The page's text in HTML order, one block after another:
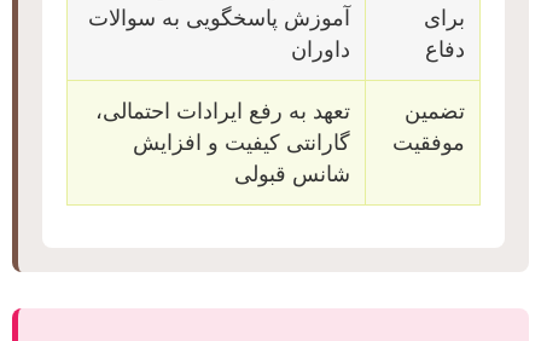
برای
دفاع
آموزش پاسخگویی به سوالات
داوران
تضمین
موفقیت
تعهد به رفع ایرادات احتمالی،
گارانتی کیفیت و افزایش
شانس قبولی